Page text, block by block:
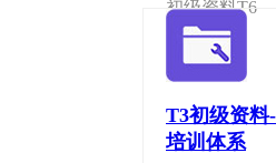
初级资料T6
T3初级资料
培训体系